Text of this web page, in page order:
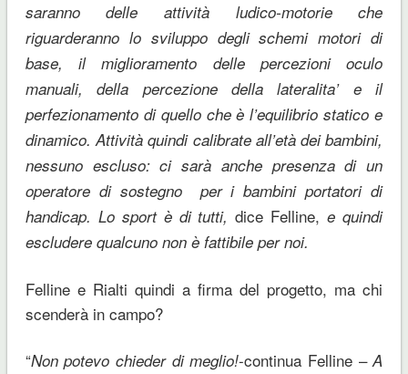
saranno delle attività ludico-motorie che
riguarderanno lo sviluppo degli schemi motori di
base, il miglioramento delle percezioni oculo
manuali, della percezione della lateralita’ e il
perfezionamento di quello che è l’equilibrio statico e
dinamico. Attività quindi calibrate all’età dei bambini,
nessuno escluso: ci sarà anche presenza di un
operatore di sostegno per i bambini portatori di
handicap. Lo sport è di tutti, dice Felline,e quindi
escludere qualcuno non è fattibile per noi.
Felline e Rialti quindi a firma del progetto, ma chi
scenderà in campo?
“Non potevo chieder di meglio!-continua Felline –A